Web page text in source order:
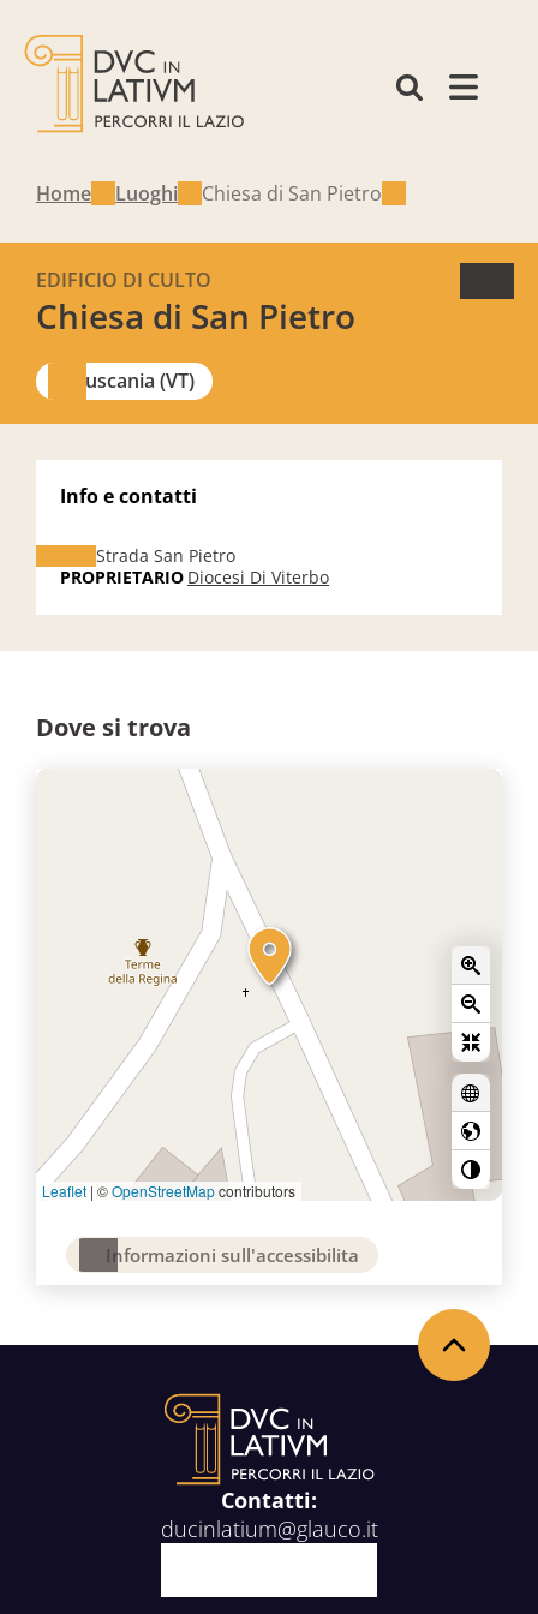
Home Luoghi Chiesa di San Pietro
Chiesa di San Pietro
EDIFICIO DI CULTO
Tuscania (VT)
Info e contatti
Strada San Pietro
PROPRIETARIO Diocesi Di Viterbo
Dove si trova
Leaflet | ©OpenStreetMapcontributors
Informazioni sull'accessibilita
Contatti:
ducinlatium@glauco.it
Torna in alto